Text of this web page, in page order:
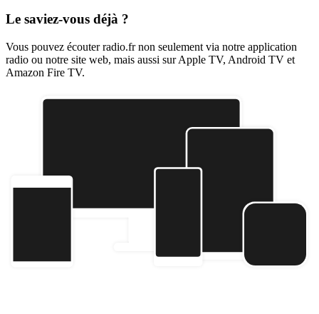
Le saviez-vous déjà ?
Vous pouvez écouter radio.fr non seulement via notre application
radio ou notre site web, mais aussi sur Apple TV, Android TV et
Amazon Fire TV.